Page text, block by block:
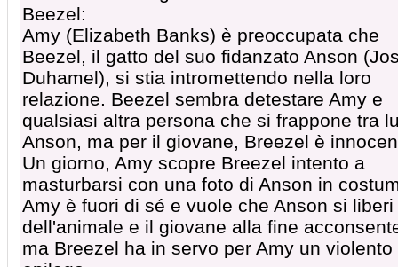
Beezel:
Amy (Elizabeth Banks) è preoccupata che
Beezel, il gatto del suo fidanzato Anson
Duhamel), si stia intromettendo nella loro
relazione. Beezel sembra detestare Amy e
qualsiasi altra persona che si frappone tra
Anson, ma per il giovane, Breezel è
Un giorno, Amy scopre Breezel intento a
masturbarsi con una foto di Anson in
Amy è fuori di sé e vuole che Anson si liberi
dell'animale e il giovane alla fine
ma Breezel ha in servo per Amy un violento